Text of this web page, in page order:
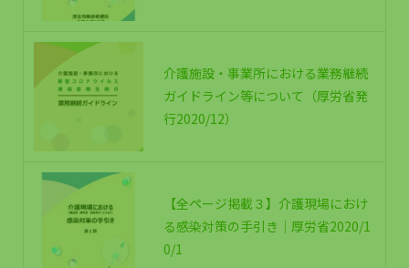
介護施設・事業所における業務継続
ガイドライン等について（厚労省発
行2020/12）
【全ページ掲載３】介護現場におけ
る感染対策の手引き｜厚労省2020/1
0/1